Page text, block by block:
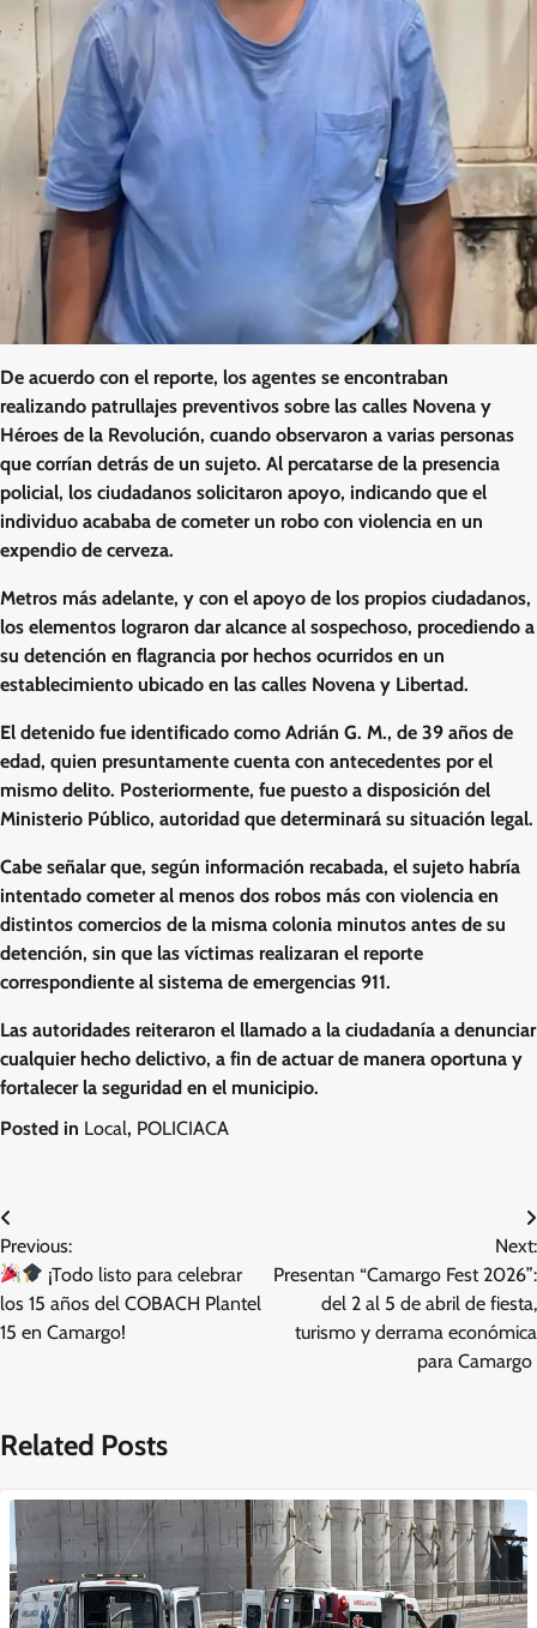
De acuerdo con el reporte, los agentes se encontraban
realizando patrullajes preventivos sobre las calles Novena y
Héroes de la Revolución, cuando observaron a varias personas
que corrían detrás de un sujeto. Al percatarse de la presencia
policial, los ciudadanos solicitaron apoyo, indicando que el
individuo acababa de cometer un robo con violencia en un
expendio de cerveza.
Metros más adelante, y con el apoyo de los propios ciudadanos,
los elementos lograron dar alcance al sospechoso, procediendo a
su detención en flagrancia por hechos ocurridos en un
establecimiento ubicado en las calles Novena y Libertad.
El detenido fue identificado como Adrián G. M., de 39 años de
edad, quien presuntamente cuenta con antecedentes por el
mismo delito. Posteriormente, fue puesto a disposición del
Ministerio Público, autoridad que determinará su situación legal.
Cabe señalar que, según información recabada, el sujeto habría
intentado cometer al menos dos robos más con violencia en
distintos comercios de la misma colonia minutos antes de su
detención, sin que las víctimas realizaran el reporte
correspondiente al sistema de emergencias 911.
Las autoridades reiteraron el llamado a la ciudadanía a denunciar
cualquier hecho delictivo, a fin de actuar de manera oportuna y
fortalecer la seguridad en el municipio.
Posted in Local, POLICIACA
Navegación
de
entradas
Previous:
¡Todo listo para celebrar
los 15 años del COBACH Plantel
15 en Camargo!
Next:
Presentan “Camargo Fest 2026”:
del 2 al 5 de abril de fiesta,
turismo y derrama económica
para Camargo
Related Posts